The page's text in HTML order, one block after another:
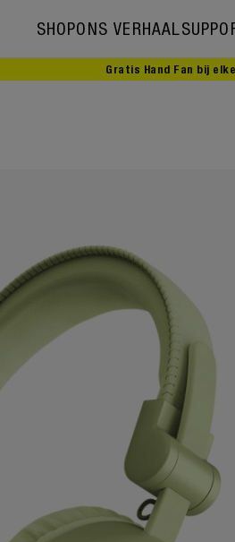
SHOPONS VERHAAL
Ons verhaal
Gratis Hand Fan bij